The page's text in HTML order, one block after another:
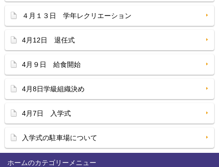
ホーム
４月１３日 学年レクリエーション
4月12日 退任式
4月９日 給食開始
4月8日学級組織決め
4月7日 入学式
入学式の駐車場について